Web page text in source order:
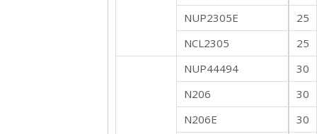
NUP2305E
25
NCL2305
25
NUP44494
30
N206
30
N206E
30